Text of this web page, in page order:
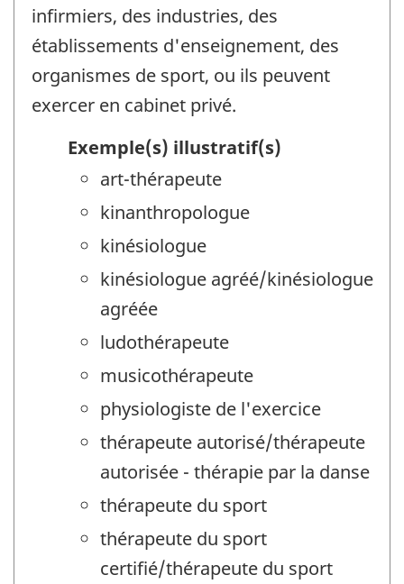
infirmiers, des industries, des
établissements d'enseignement, des
organismes de sport, ou ils peuvent
exercer en cabinet privé.
Exemple(s) illustratif(s)
art-thérapeute
kinanthropologue
kinésiologue
kinésiologue agréé/kinésiologue
agréée
ludothérapeute
musicothérapeute
physiologiste de l'exercice
thérapeute autorisé/thérapeute
autorisée - thérapie par la danse
thérapeute du sport
thérapeute du sport
certifié/thérapeute du sport